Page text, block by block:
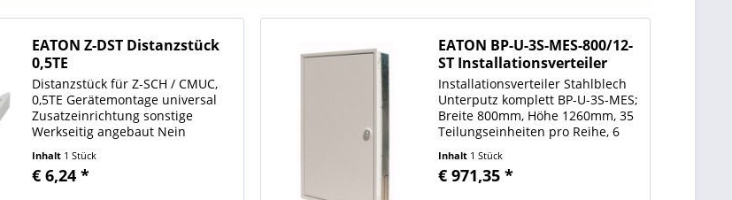
EATON Z-DST Distanzstück
0,5TE
Distanzstück für Z-SCH / CMUC,
0,5TE Gerätemontage universal
Zusatzeinrichtung sonstige
Werkseitig angebaut Nein
Schließer 0 Anzahl der Öffner 0
Anzahl der Wechsler 0 Anzahl der
Inhalt 1 Stück
€ 6,24 *
EATON BP-U-3S-MES-800/12-
ST Installationsverteiler
Installationsverteiler Stahlblech
Unterputz komplett BP-U-3S-MES;
Breite 800mm, Höhe 1260mm, 35
Teilungseinheiten pro Reihe, 6
Gehäuse und Montageeinsatz,
komplett; Stahlblech
Inhalt 1 Stück
€ 971,35 *